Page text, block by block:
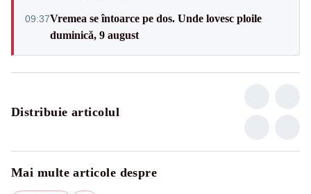
09:37Vremea se întoarce pe dos. Unde lovesc ploile
duminică, 9 august
Distribuie articolul
Mai multe articole despre